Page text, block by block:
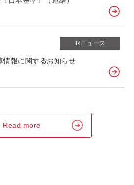
IRニュース
情報に関するお知らせ
Read more